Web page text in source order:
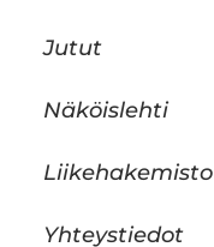
Jutut
Näköislehti
Liikehakemisto
Yhteystiedot